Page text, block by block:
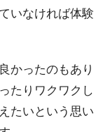
いなければ体験
かったのもあり
たりワクワクし
たいという思い